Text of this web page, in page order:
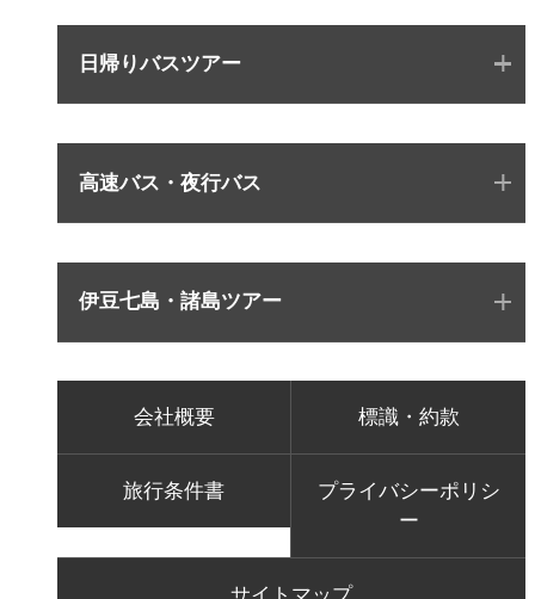
日帰りバスツアー
高速バス・夜行バス
伊豆七島・諸島ツアー
会社概要 標識・約款
旅行条件書
プライバシーポリシ
ー